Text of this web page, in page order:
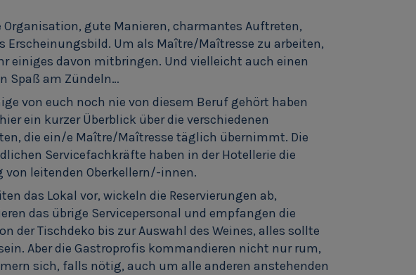
Organisation, gute Manieren, charmantes Auftreten,
Erscheinungsbild. Um als Maître/Maîtresse zu arbeiten,
einiges davon mitbringen. Und vielleicht auch einen
Spaß am Zündeln…
von euch noch nie von diesem Beruf gehört haben
ein kurzer Überblick über die verschiedenen
die ein/e Maître/Maîtresse täglich übernimmt. Die
Servicefachkräfte haben in der Hotellerie die
von leitenden Oberkellern/-innen.
das Lokal vor, wickeln die Reservierungen ab,
das übrige Servicepersonal und empfangen die
der Tischdeko bis zur Auswahl des Weines, alles sollte
Aber die Gastroprofis kommandieren nicht nur rum,
sich, falls nötig, auch um alle anderen anstehenden